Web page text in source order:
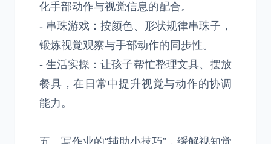
化手部动作与视觉信息的配合。
- 串珠游戏：按颜色、形状规律串珠子，
锻炼视觉观察与手部动作的同步性。
- 生活实操：让孩子帮忙整理文具、摆放
餐具，在日常中提升视觉与动作的协调
能力。
五、写作业的“辅助小技巧”，缓解视知觉